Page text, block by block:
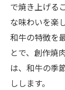
で焼き上げる
な味わいを楽
和牛の特徴を
とで、創作焼
は、和牛の季
しします。